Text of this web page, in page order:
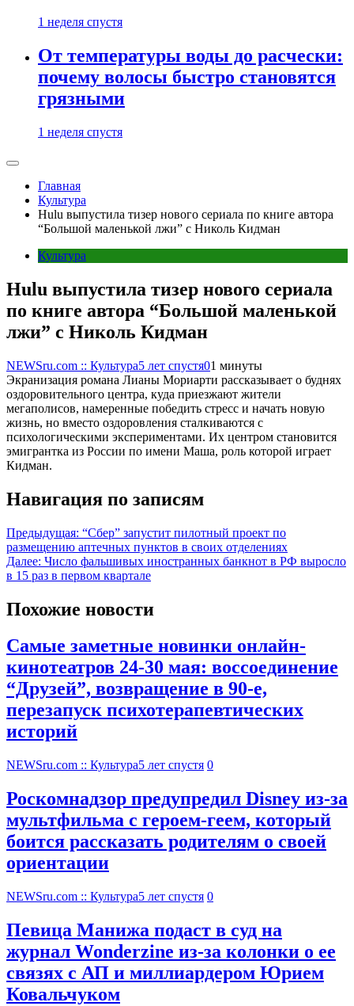
1 неделя спустя
От температуры воды до расчески:
почему волосы быстро становятся
грязными
1 неделя спустя
Главная
Культура
Hulu выпустила тизер нового сериала по книге автора
“Большой маленькой лжи” с Николь Кидман
Культура
Hulu выпустила тизер нового сериала
по книге автора “Большой маленькой
лжи” с Николь Кидман
NEWSru.com :: Культура5 лет спустя01 минуты
Экранизация романа Лианы Мориарти рассказывает о буднях
оздоровительного центра, куда приезжают жители
мегаполисов, намеренные победить стресс и начать новую
жизнь, но вместо оздоровления сталкиваются с
психологическими экспериментами. Их центром становится
эмигрантка из России по имени Маша, роль которой играет
Кидман.
Навигация по записям
Предыдущая: “Сбер” запустит пилотный проект по
размещению аптечных пунктов в своих отделениях
Далее: Число фальшивых иностранных банкнот в РФ выросло
в 15 раз в первом квартале
Похожие новости
Самые заметные новинки онлайн-
кинотеатров 24-30 мая: воссоединение
“Друзей”, возвращение в 90-е,
перезапуск психотерапевтических
историй
NEWSru.com :: Культура5 лет спустя 0
Роскомнадзор предупредил Disney из-за
мультфильма c героем-геем, который
боится рассказать родителям о своей
ориентации
NEWSru.com :: Культура5 лет спустя 0
Певица Манижа подаст в суд на
журнал Wonderzine из-за колонки о ее
связях с АП и миллиардером Юрием
Ковальчуком